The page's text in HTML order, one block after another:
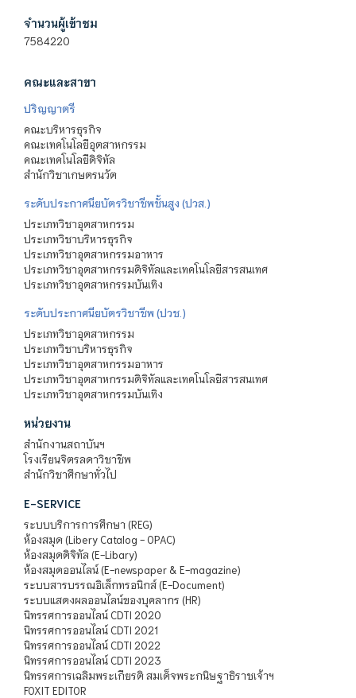
จำนวนผู้เข้าชม
7584220
คณะและสาขา
ปริญญาตรี
คณะบริหารธุรกิจ
คณะเทคโนโลยีอุตสาหกรรม
คณะเทคโนโลยีดิจิทัล
สำนักวิชาเกษตรนวัต
ระดับประกาศนียบัตรวิชาชีพชั้นสูง (ปวส.)
ประเภทวิชาอุตสาหกรรม
ประเภทวิชาบริหารธุรกิจ
ประเภทวิชาอุตสาหกรรมอาหาร
ประเภทวิชาอุตสาหกรรมดิจิทัลและเทคโนโลยีสารสนเทศ
ประเภทวิชาอุตสาหกรรมบันเทิง
ระดับประกาศนียบัตรวิชาชีพ (ปวช.)
ประเภทวิชาอุตสาหกรรม
ประเภทวิชาบริหารธุรกิจ
ประเภทวิชาอุตสาหกรรมอาหาร
ประเภทวิชาอุตสาหกรรมดิจิทัลและเทคโนโลยีสารสนเทศ
ประเภทวิชาอุตสาหกรรมบันเทิง
หน่วยงาน
สำนักงานสถาบันฯ
โรงเรียนจิตรลดาวิชาชีพ
สำนักวิชาศึกษาทั่วไป
E-SERVICE
ระบบบริการการศึกษา (REG)
ห้องสมุด (Libery Catalog - OPAC)
ห้องสมุดดิจิทัล (E-Libary)
ห้องสมุดออนไลน์ (E-newspaper & E-magazine)
ระบบสารบรรณอิเล็กทรอนิกส์ (E-Document)
ระบบแสดงผลออนไลน์ของบุคลากร (HR)
นิทรรศการออนไลน์ CDTI 2020
นิทรรศการออนไลน์ CDTI 2021
นิทรรศการออนไลน์ CDTI 2022
นิทรรศการออนไลน์ CDTI 2023
นิทรรศการเฉลิมพระเกียรติ สมเด็จพระกนิษฐาธิราชเจ้าฯ
FOXIT EDITOR